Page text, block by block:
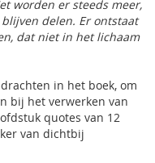
worden er steeds meer,
delen. Er ontstaat
dat niet in het lichaam
in het boek, om
bij het verwerken van
quotes van 12
van dichtbij